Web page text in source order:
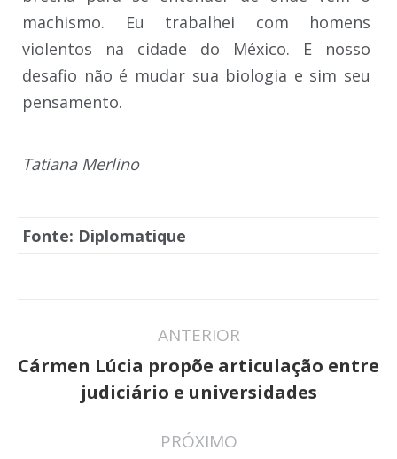
machismo. Eu trabalhei com homens
violentos na cidade do México. E nosso
desafio não é mudar sua biologia e sim seu
pensamento.
Tatiana Merlino
Fonte: Diplomatique
de
post:
ANTERIOR
Post
anterior:
Cármen Lúcia propõe articulação entre
judiciário e universidades
PRÓXIMO